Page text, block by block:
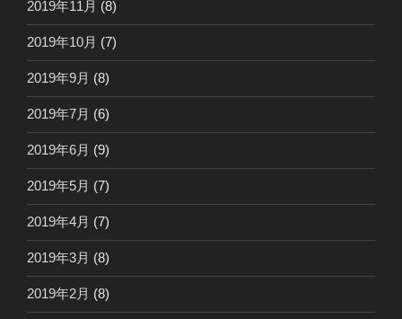
2019年11月 (8)
2019年10月 (7)
2019年9月 (8)
2019年7月 (6)
2019年6月 (9)
2019年5月 (7)
2019年4月 (7)
2019年3月 (8)
2019年2月 (8)